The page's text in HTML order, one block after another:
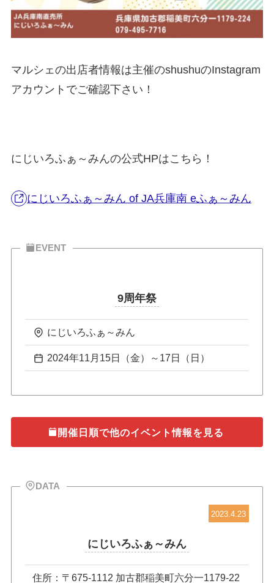
マルシェの出店者情報は主催のshushuのInstagram
アカウントでご確認下さい！
にじいろふぁ～みんの公式HPはこちら！
にじいろふぁ～みん of JA兵庫南 eふぁ～みん
EVENT
9周年祭
にじいろふぁ～みん
2024年11月15日（金）～17日（日）
開催日順で他のイベント情報を見る
DATA
2023.4.23
にじいろふぁ～みん
住所：〒675-1112 加古郡稲美町六分一1179-22